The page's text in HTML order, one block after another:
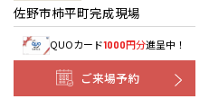
佐野市柿平町完成現場
QUOカード1000円分進呈中！
ご来場予約